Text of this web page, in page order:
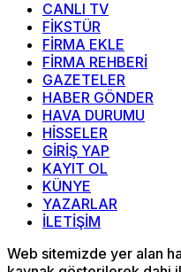
CANLI TV
FİKSTÜR
FİRMA EKLE
FİRMA REHBERİ
GAZETELER
HABER GÖNDER
HAVA DURUMU
HİSSELER
GİRİŞ YAP
KAYIT OL
KÜNYE
YAZARLAR
İLETİŞİM
Web sitemizde yer alan